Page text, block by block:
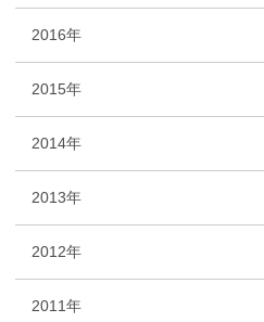
2016年
2015年
2014年
2013年
2012年
2011年